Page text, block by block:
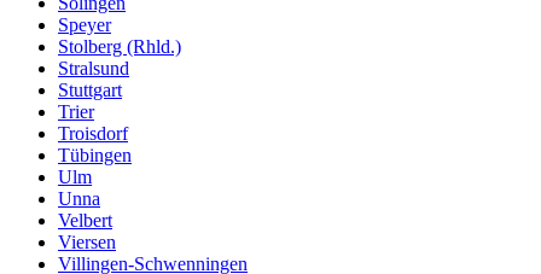
Speyer
Stolberg (Rhld.)
Stralsund
Stuttgart
Trier
Troisdorf
Tübingen
Ulm
Unna
Velbert
Viersen
Villingen-Schwenningen